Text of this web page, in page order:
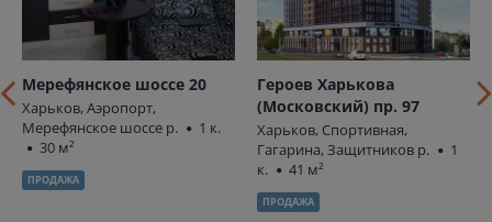
Мерефянское шоссе 20
Харьков, Аэропорт,
Мерефянское шоссе р.
1 к.
30 м²
ПРОДАЖА
Героев Харькова
(Московский) пр. 97
Харьков, Спортивная,
Гагарина, Защитников р.
1
к.
41 м²
ПРОДАЖА